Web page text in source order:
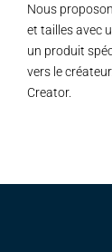
Nous
et tailles avec
un produit
vers le
Creator.